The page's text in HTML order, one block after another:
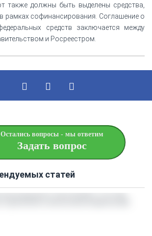
также должны быть выделены средства,
рамках софинансирования. Соглашение о
средств заключается между
и Росреестром.
Остались вопросы - мы ответим
Задать вопрос
статей